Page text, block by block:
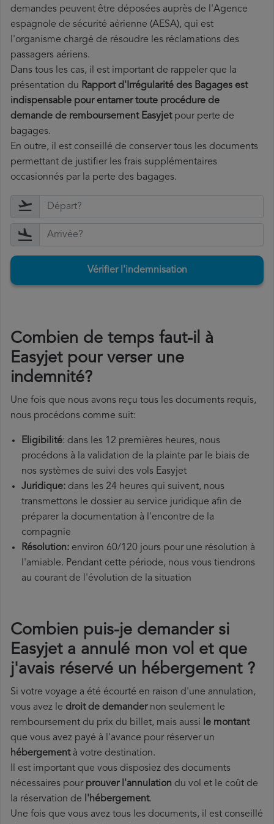
demandes peuvent être déposées auprès de l'Agence
espagnole de sécurité aérienne (AESA), qui est
l'organisme chargé de résoudre les réclamations des
passagers aériens.
Dans tous les cas, il est important de rappeler que la
présentation du Rapport d'Irrégularité des Bagages est
indispensable pour entamer toute procédure de
demande de remboursement Easyjetpour perte de
bagages.
En outre, il est conseillé de conserver tous les documents
permettant de justifier les frais supplémentaires
occasionnés par la perte des bagages.
Vérifier l'indemnisation
Combien de temps faut-il à
Easyjet pour verser une
indemnité?
Une fois que nous avons reçu tous les documents requis,
nous procédons comme suit:
Eligibilité: dans les 12 premières heures, nous
procédons à la validation de la plainte par le biais de
nos systèmes de suivi des vols Easyjet
Juridique: dans les 24 heures qui suivent, nous
transmettons le dossier au service juridique afin de
préparer la documentation à l'encontre de la
compagnie
Résolution: environ 60/120 jours pour une résolution à
l'amiable. Pendant cette période, nous vous tiendrons
au courant de l'évolution de la situation
Combien puis-je demander si
Easyjet a annulé mon vol et que
j'avais réservé un hébergement ?
Si votre voyage a été écourté en raison d'une annulation,
vous avez le droit de demandernon seulement le
remboursement du prix du billet, mais aussi le montant
que vous avez payé à l'avance pour réserver un
hébergementà votre destination.
Il est important que vous disposiez des documents
nécessaires pour prouver l'annulation du vol et le coût de
la réservation de l'hébergement.
Une fois que vous avez tous les documents, il est conseillé